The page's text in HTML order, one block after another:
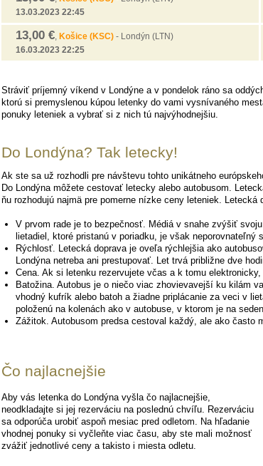
13.03.2023 22:45
13,00 €, Košice (KSC) - Londýn (LTN)
16.03.2023 22:25
Stráviť príjemný víkend v Londýne a v pondelok ráno sa
ktorú si premyslenou kúpou letenky do vami vysnívaného
ponuky leteniek a vybrať si z nich tú najvýhodnejšiu.
Do Londýna? Tak letecky!
Ak ste sa už rozhodli pre návštevu tohto unikátneho
Do Londýna môžete cestovať letecky alebo autobusom.
ňu rozhodujú najmä pre pomerne nízke ceny leteniek.
V prvom rade je to bezpečnosť. Médiá v snahe zvýšiť
lietadiel, ktoré pristanú v poriadku, je však neporovnateľný
Rýchlosť. Letecká doprava je oveľa rýchlejšia ako
Londýna netreba ani prestupovať. Let trvá približne dve
Cena. Ak si letenku rezervujete včas a k tomu
Batožina. Autobus je o niečo viac zhovievavejší ku kilám
vhodný kufrík alebo batoh a žiadne priplácanie za veci v
položenú na kolenách ako v autobuse, v ktorom je na
Zážitok. Autobusom predsa cestoval každý, ale ako často
Čo najlacnejšie
Aby vás letenka do Londýna vyšla čo najlacnejšie,
neodkladajte si jej rezerváciu na poslednú chvíľu. Rezerváciu
sa odporúča urobiť aspoň mesiac pred odletom. Na hľadanie
vhodnej ponuky si vyčleňte viac času, aby ste mali možnosť
zvážiť jednotlivé ceny a takisto i miesta odletu.